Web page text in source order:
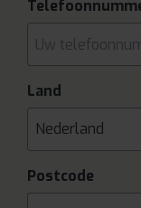
Land
Nederland
Postcode